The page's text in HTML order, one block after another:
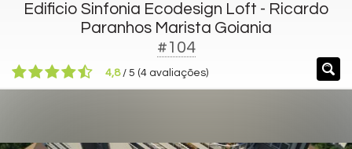
Edificio Sinfonia Ecodesign Loft - Ricardo
Paranhos Marista Goiania
#104
4,8/ 5 (4 avaliações)